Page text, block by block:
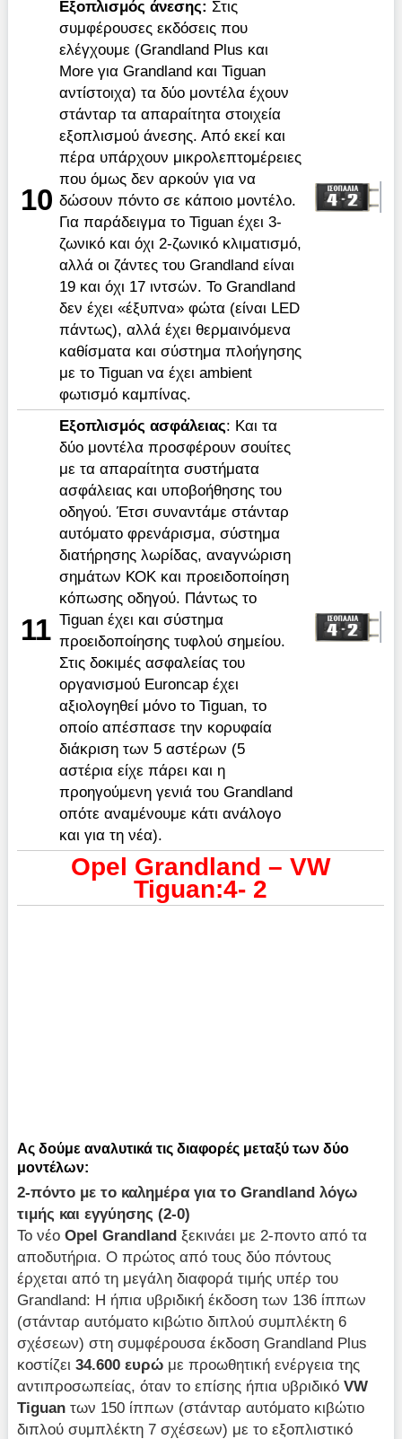
10
Εξοπλισμός άνεσης: Στις
συμφέρουσες εκδόσεις που
ελέγχουμε (Grandland Plus και
Μοre για Grandland και Tiguan
αντίστοιχα) τα δύο μοντέλα έχουν
στάνταρ τα απαραίτητα στοιχεία
εξοπλισμού άνεσης. Από εκεί και
πέρα υπάρχουν μικρολεπτομέρειες
που όμως δεν αρκούν για να
δώσουν πόντο σε κάποιο μοντέλο.
Για παράδειγμα το Tiguan έχει 3-
ζωνικό και όχι 2-ζωνικό κλιματισμό,
αλλά οι ζάντες του Grandland είναι
19 και όχι 17 ιντσών. Το Grandland
δεν έχει «έξυπνα» φώτα (είναι LED
πάντως), αλλά έχει θερμαινόμενα
καθίσματα και σύστημα πλοήγησης
με το Tiguan να έχει ambient
φωτισμό καμπίνας.
11
Εξοπλισμός ασφάλειας: Kαι τα
δύο μοντέλα προσφέρουν σουίτες
με τα απαραίτητα συστήματα
ασφάλειας και υποβοήθησης του
οδηγού. Έτσι συναντάμε στάνταρ
αυτόματο φρενάρισμα, σύστημα
διατήρησης λωρίδας, αναγνώριση
σημάτων ΚΟΚ και προειδοποίηση
κόπωσης οδηγού. Πάντως το
Tiguan έχει και σύστημα
προειδοποίησης τυφλού σημείου.
Στις δοκιμές ασφαλείας του
οργανισμού Euroncap έχει
αξιολογηθεί μόνο το Tiguan, το
οποίο απέσπασε την κορυφαία
διάκριση των 5 αστέρων (5
αστέρια είχε πάρει και η
προηγούμενη γενιά του Grandland
οπότε αναμένουμε κάτι ανάλογο
και για τη νέα).
Οpel Grandland – VW
Tiguan:4- 2
Ας δούμε αναλυτικά τις διαφορές μεταξύ των δύο
μοντέλων:
2-πόντο με το καλημέρα για τοGrandland λόγω
τιμής και εγγύησης (2-0)
Το νέοOpel Grandland ξεκινάει με 2-ποντο από τα
αποδυτήρια. Ο πρώτος από τους δύο πόντους
έρχεται από τη μεγάλη διαφορά τιμής υπέρ του
Grandland: Η ήπια υβριδική έκδοση των 136 ίππων
(στάνταρ αυτόματο κιβώτιο διπλού συμπλέκτη 6
σχέσεων) στη συμφέρουσα έκδοση Grandland Plus
κοστίζει34.600 ευρώ με προωθητική ενέργεια της
αντιπροσωπείας, όταν το επίσης ήπια υβριδικό VW
Tiguan των 150 ίππων (στάνταρ αυτόματο κιβώτιο
διπλού συμπλέκτη 7 σχέσεων) με το εξοπλιστικό